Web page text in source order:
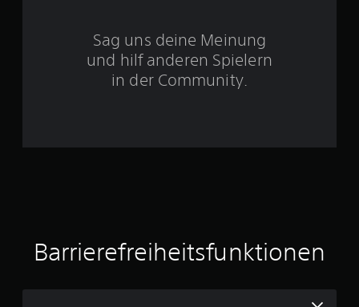
2
Sag uns deine Meinung
und hilf anderen Spielern
in der Community.
Barrierefreiheitsfunktionen
t
n